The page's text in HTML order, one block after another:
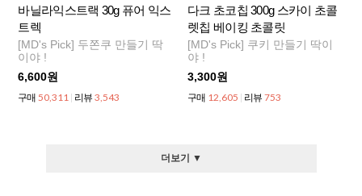
바닐라익스트랙 30g 퓨어 익스
트렉
[MD's Pick] 두쫀쿠 만들기 딱
이야 !
6,600원
구매 50,311 리뷰 3,543
다크 초코칩 300g 스카이 초콜
렛칩 베이킹 초콜릿
[MD's Pick] 쿠키 만들기 딱이
야 !
3,300원
구매 12,605 리뷰 753
더보기 ▼